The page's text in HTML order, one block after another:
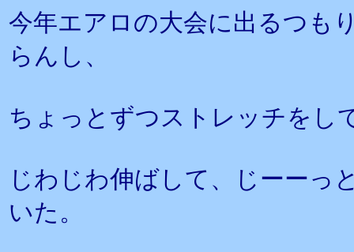
今年エアロの大会に出るつも
らんし、
ちょっとずつストレッチをし
じわじわ伸ばして、じーーっ
いた。